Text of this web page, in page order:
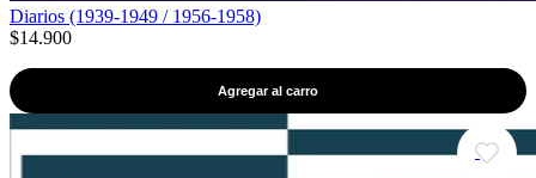
Diarios (1939-1949 / 1956-1958)
$14.900
Agregar al carro